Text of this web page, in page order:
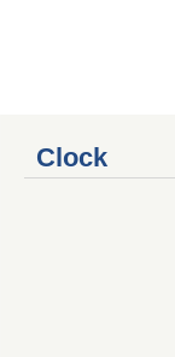
Clock